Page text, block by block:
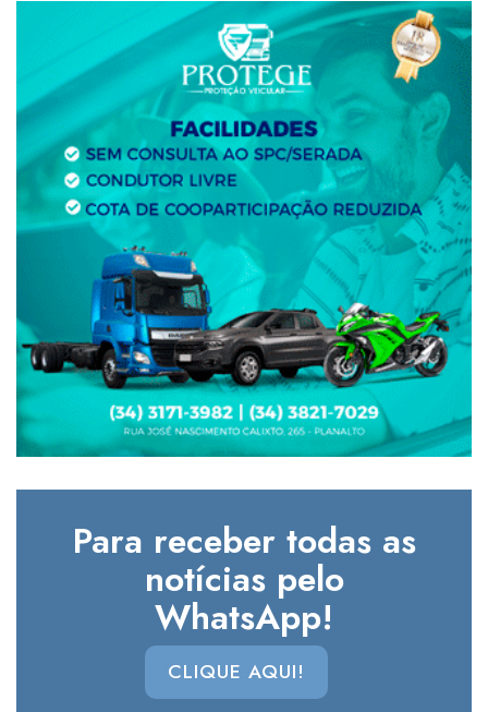
Para receber todas as
notícias pelo
WhatsApp!
CLIQUE AQUI!